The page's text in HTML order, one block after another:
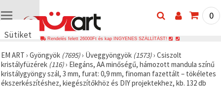
Sütiket
🍪 Cookie-
kat és
hasonló
technológiákat
0
Rendelés felett 26000Ft és kap INGYENES SZÁLLÍTÁST!
EM ART › Gyöngyök (7695)› Üveggyöngyök (1573)› Csiszolt
kristályfüzérek (116)› Elegáns, AA minőségű, hámozott mandula színű
kristálygyöngy szál, 3 mm, furat: 0,9 mm, finoman fazettált – tökéletes
ékszerkészítéshez, kiegészítőkhöz és DIY projektekhez, kb. 132 db